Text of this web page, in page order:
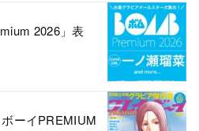
2026」表
ボーイPREMIUM